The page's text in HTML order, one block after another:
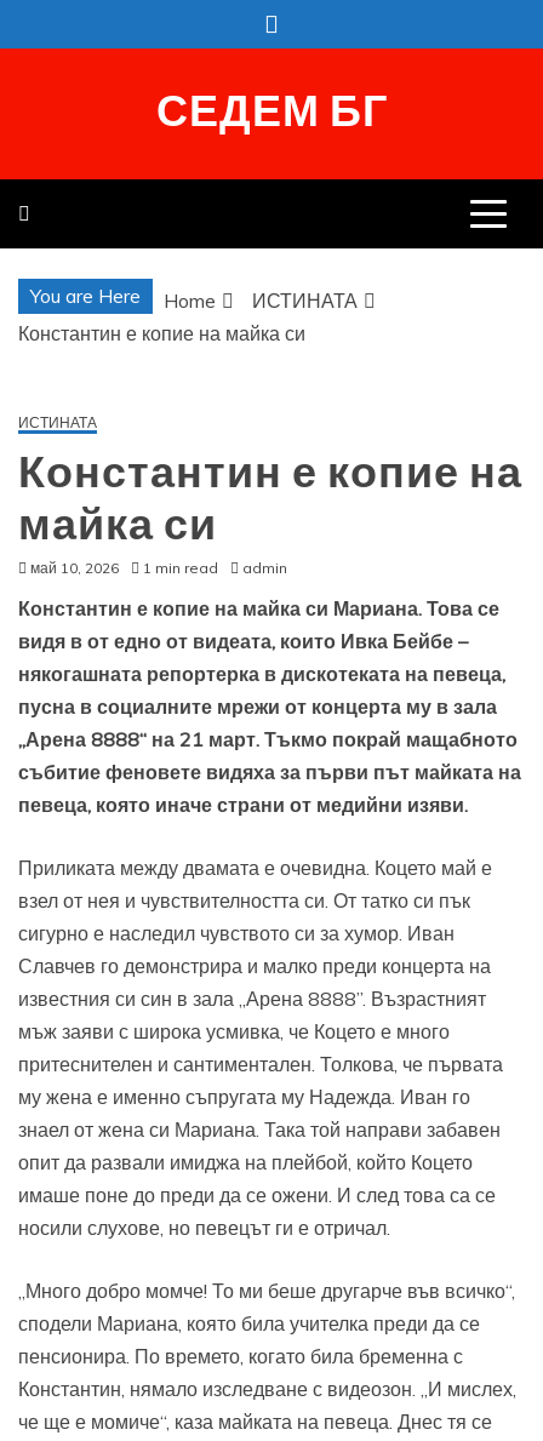
to
СЕДЕМ БГ
You are Here Home
ИСТИНАТА
Константин е копие на майка си
ИСТИНАТА
Константин е копие на
майка си
май 10, 2026 1 min read admin
Константин е копие на майка си Мариана. Това се
видя в от едно от видеата, които Ивка Бейбе –
някогашната репортерка в дискотеката на певеца,
пусна в социалните мрежи от концерта му в зала
„Арена 8888“ на 21 март. Тъкмо покрай мащабното
събитие феновете видяха за първи път майката на
певеца, която иначе страни от медийни изяви.
Приликата между двамата е очевидна. Коцето май е
взел от нея и чувствителността си. От татко си пък
сигурно е наследил чувството си за хумор. Иван
Славчев го демонстрира и малко преди концерта на
известния си син в зала „Арена 8888”. Възрастният
мъж заяви с широка усмивка, че Коцето е много
притеснителен и сантиментален. Толкова, че първата
му жена е именно съпругата му Надежда. Иван го
знаел от жена си Мариана. Така той направи забавен
опит да развали имиджа на плейбой, който Коцето
имаше поне до преди да се ожени. И след това са се
носили слухове, но певецът ги е отричал.
„Много добро момче! То ми беше другарче във всичко“,
сподели Мариана, която била учителка преди да се
пенсионира. По времето, когато била бременна с
Константин, нямало изследване с видеозон. „И мислех,
че ще е момиче“, каза майката на певеца. Днес тя се